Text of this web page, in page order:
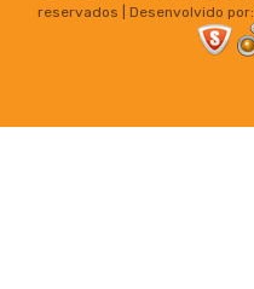
reservados | Desenvolvido por: